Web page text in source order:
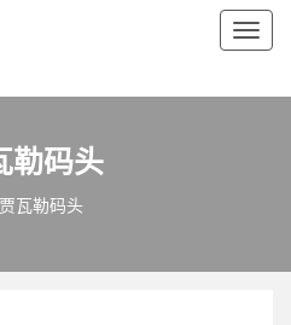
切
导
勒码头
瓦勒码头